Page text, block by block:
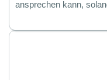
ansprechen kann,